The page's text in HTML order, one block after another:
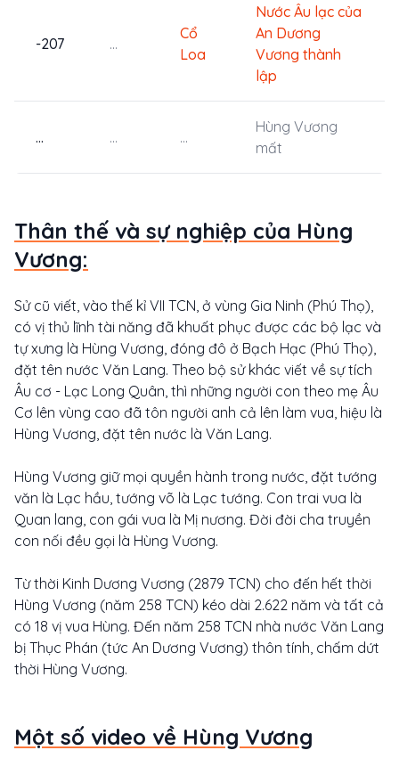
-207 ...
Cổ
Loa
Nước Âu lạc của
An Dương
Vương thành
lập
... ... ...
Hùng Vương
mất
Thân thế và sự nghiệp của Hùng
Vương:
Sử cũ viết, vào thế kỉ VII TCN, ở vùng Gia Ninh (Phú Thọ),
có vị thủ lĩnh tài năng đã khuất phục được các bộ lạc và
tự xưng là Hùng Vương, đóng đô ở Bạch Hạc (Phú Thọ),
đặt tên nước Văn Lang. Theo bộ sử khác viết về sự tích
Âu cơ - Lạc Long Quân, thì những người con theo mẹ Âu
Cơ lên vùng cao đã tôn người anh cả lên làm vua, hiệu là
Hùng Vương, đặt tên nước là Văn Lang.
Hùng Vương giữ mọi quyền hành trong nước, đặt tướng
văn là Lạc hầu, tướng võ là Lạc tướng. Con trai vua là
Quan lang, con gái vua là Mị nương. Đời đời cha truyền
con nối đều gọi là Hùng Vương.
Từ thời Kinh Dương Vương (2879 TCN) cho đến hết thời
Hùng Vương (năm 258 TCN) kéo dài 2.622 năm và tất cả
có 18 vị vua Hùng. Đến năm 258 TCN nhà nước Văn Lang
bị Thục Phán (tức An Dương Vương) thôn tính, chấm dứt
thời Hùng Vương.
Một số video về Hùng Vương